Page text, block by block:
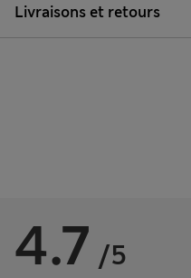
Livraisons et retours
4.7 /5